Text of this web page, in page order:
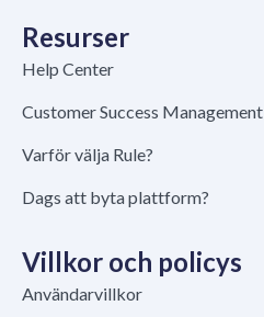
Resurser
Help Center
Customer Success Management
Varför välja Rule?
Dags att byta plattform?
Villkor och policys
Användarvillkor